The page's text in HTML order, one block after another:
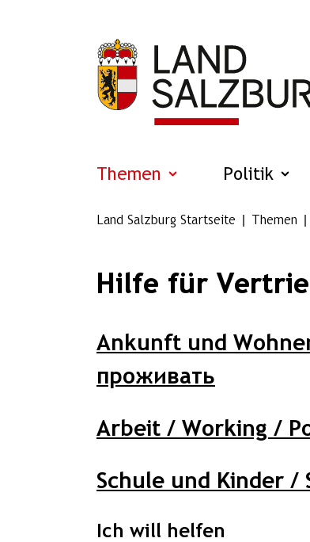
Themen Politik
Land Salzburg Startseite Themen
Hilfe für
Ankunft und
проживать
Arbeit / Working /
Schule und Kinder /
Ich will helfen